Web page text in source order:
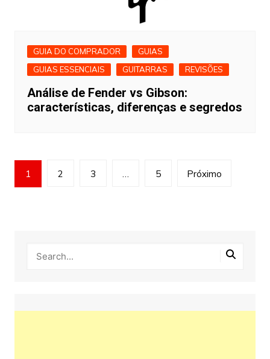
GUIA DO COMPRADOR
GUIAS
GUIAS ESSENCIAIS
GUITARRAS REVISÕES
Análise de Fender vs Gibson:
características, diferenças e segredos
Paginação
de
1 2 3 5 Próximo